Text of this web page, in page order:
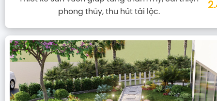
phong thủy, thu hút tài lộc.